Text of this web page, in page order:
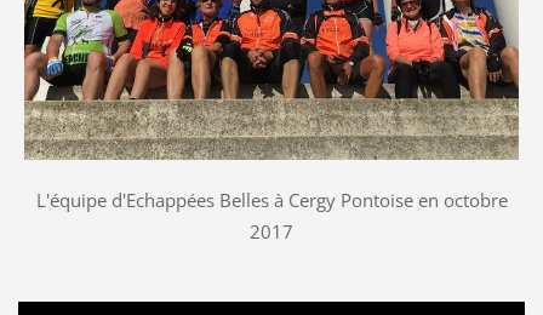
L'équipe d'Echappées Belles à Cergy Pontoise en octobre
2017